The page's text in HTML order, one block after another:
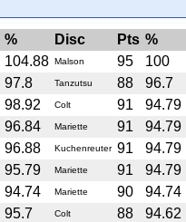
% Disc Pts %
104.88 Malson 95 100
97.8 Tanzutsu 88 96.7
98.92 Colt 91 94.79
96.84 Mariette 91 94.79
96.88 Kuchenreuter 91 94.79
95.79 Mariette 91 94.79
94.74 Mariette 90 94.74
95.7 Colt 88 94.62